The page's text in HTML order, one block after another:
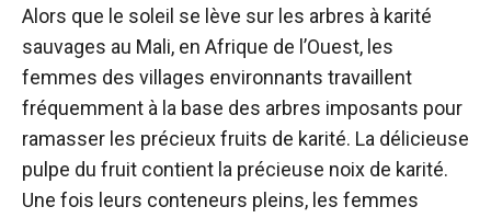
Alors que le soleil se lève sur les arbres à karité
sauvages au Mali, en Afrique de l’Ouest, les
femmes des villages environnants travaillent
fréquemment à la base des arbres imposants pour
ramasser les précieux fruits de karité. La délicieuse
pulpe du fruit contient la précieuse noix de karité.
Une fois leurs conteneurs pleins, les femmes